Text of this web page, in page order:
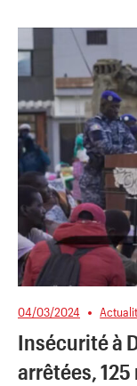
04/03/2024
Insécurité à
arrêtées,